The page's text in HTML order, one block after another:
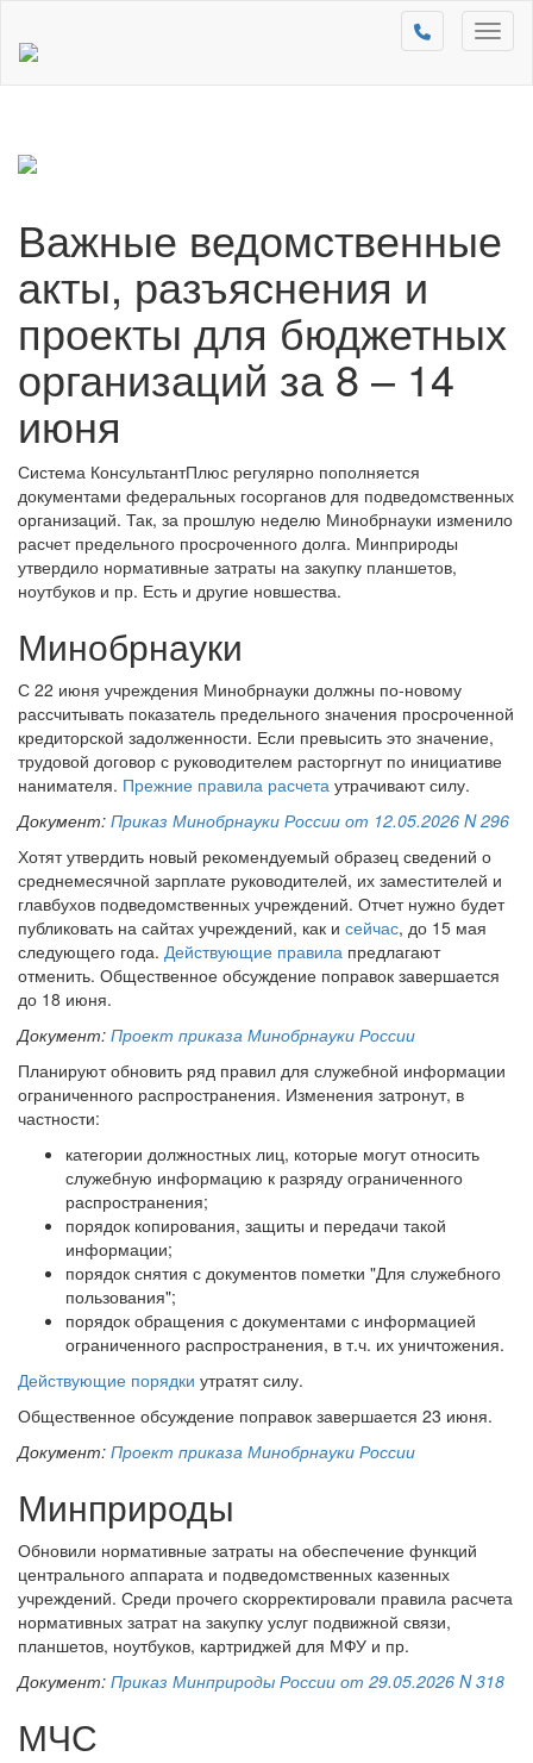
Важные ведомственные
акты, разъяснения и
проекты для бюджетных
организаций за 8 – 14
июня
Система КонсультантПлюс регулярно пополняется
документами федеральных госорганов для подведомственных
организаций. Так, за прошлую неделю Минобрнауки изменило
расчет предельного просроченного долга. Минприроды
утвердило нормативные затраты на закупку планшетов,
ноутбуков и пр. Есть и другие новшества.
Минобрнауки
С 22 июня учреждения Минобрнауки должны по-новому
рассчитывать показатель предельного значения просроченной
кредиторской задолженности. Если превысить это значение,
трудовой договор с руководителем расторгнут по инициативе
нанимателя. Прежние правила расчета утрачивают силу.
Документ: Приказ Минобрнауки России от 12.05.2026 N 296
Хотят утвердить новый рекомендуемый образец сведений о
среднемесячной зарплате руководителей, их заместителей и
главбухов подведомственных учреждений. Отчет нужно будет
публиковать на сайтах учреждений, как и сейчас, до 15 мая
следующего года. Действующие правила предлагают
отменить. Общественное обсуждение поправок завершается
до 18 июня.
Документ: Проект приказа Минобрнауки России
Планируют обновить ряд правил для служебной информации
ограниченного распространения. Изменения затронут, в
частности:
категории должностных лиц, которые могут относить
служебную информацию к разряду ограниченного
распространения;
порядок копирования, защиты и передачи такой
информации;
порядок снятия с документов пометки "Для служебного
пользования";
порядок обращения с документами с информацией
ограниченного распространения, в т.ч. их уничтожения.
Действующие порядки утратят силу.
Общественное обсуждение поправок завершается 23 июня.
Документ: Проект приказа Минобрнауки России
Минприроды
Обновили нормативные затраты на обеспечение функций
центрального аппарата и подведомственных казенных
учреждений. Среди прочего скорректировали правила расчета
нормативных затрат на закупку услуг подвижной связи,
планшетов, ноутбуков, картриджей для МФУ и пр.
Документ: Приказ Минприроды России от 29.05.2026 N 318
МЧС